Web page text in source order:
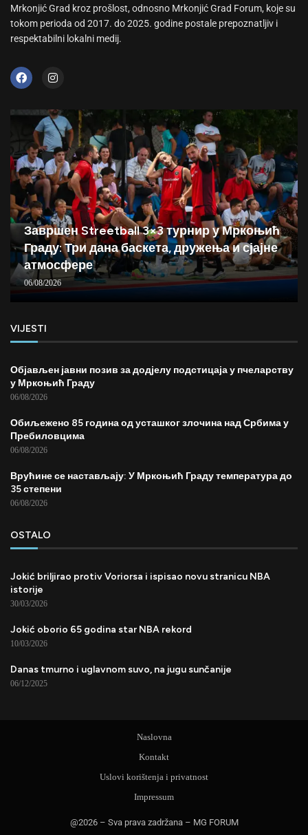
Mrkonjić Grad kroz prošlost, odnosno Mrkonjić Grad Forum, koje su
tokom perioda od 2017. do 2025. godine postale prepoznatljiv i
respektabilni lokalni medij.
Завршен Streetball 3×3 турнир у Мркоњић
Граду: Три дана баскета, дружења и сјајне
атмосфере
06/08/2026
VIJESTI
Објављен јавни позив за додјелу подстицаја у пчеларству
у Мркоњић Граду
06/08/2026
Обиљежено 85 година од усташког злочина над Србима у
Пребиловцима
06/08/2026
Врућине се настављају: У Мркоњић Граду температура до
35 степени
06/08/2026
OSTALO
Jokić briljirao protiv Voriorsa i ispisao novu stranicu NBA
istorije
30/03/2026
Jokić oborio 65 godina star NBA rekord
10/03/2026
Danas tmurno i uglavnom suvo, na jugu sunčanije
06/12/2025
@2026 – Sva prava zadržana – MG FORUM
Naslovna
Kontakt
Uslovi korištenja i privatnost
Impressum